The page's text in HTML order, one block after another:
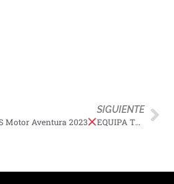
SIGUIENTE
Motor Aventura 2023 EQUIPA TU AVENTURA